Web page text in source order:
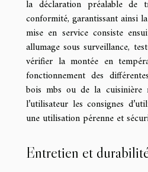
la déclaration préalable de
conformité, garantissant ainsi
mise en service consiste
allumage sous surveillance,
vérifier la montée en
fonctionnement des
bois mbs ou de la
l’utilisateur les consignes
une utilisation pérenne et
Entretien et